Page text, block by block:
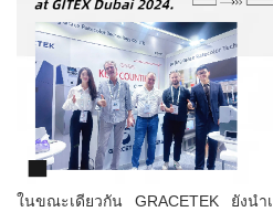
ในขณะเดียวกัน GRACETEK ยังนำ